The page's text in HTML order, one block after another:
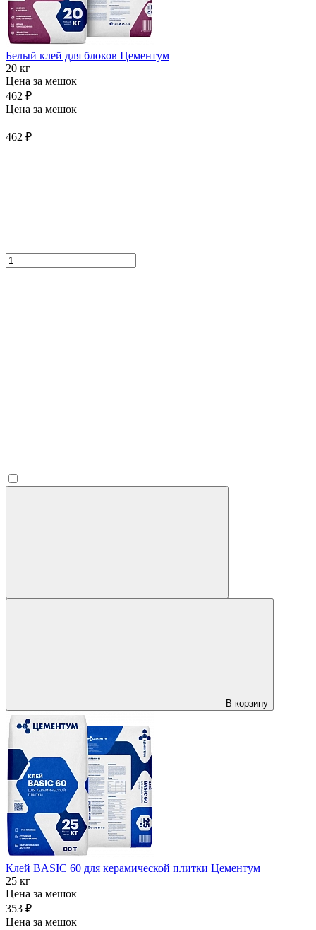
Белый клей для блоков Цементум
20 кг
Цена за мешок
462 ₽
Цена за мешок
462 ₽
В корзину
Клей BASIC 60 для керамической плитки Цементум
25 кг
Цена за мешок
353 ₽
Цена за мешок